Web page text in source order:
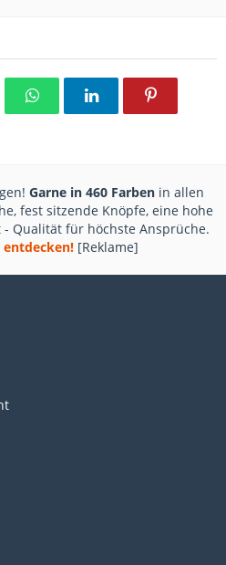
Garne in 460 Farben in allen
fest sitzende Knöpfe, eine hohe
Qualität für höchste Ansprüche.
entdecken! [Reklame]